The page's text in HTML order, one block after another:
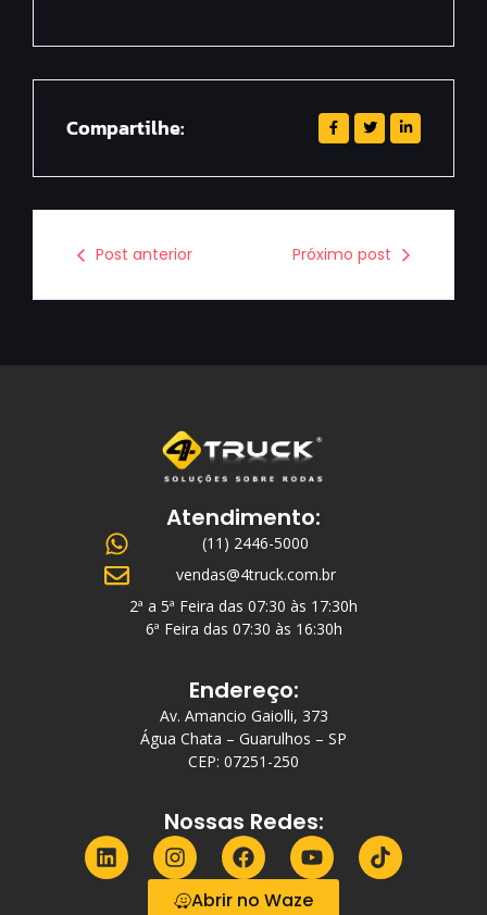
Compartilhe:
Post anterior Próximo post
Atendimento:
(11) 2446-5000
vendas@4truck.com.br
2ª a 5ª Feira das 07:30 às 17:30h
6ª Feira das 07:30 às 16:30h
Endereço:
Av. Amancio Gaiolli, 373
Água Chata – Guarulhos – SP
CEP: 07251-250
Nossas Redes:
Abrir no Waze